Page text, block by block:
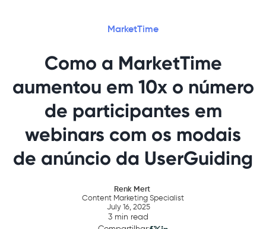
MarketTime
Como a MarketTime
aumentou em 10x o número
de participantes em
webinars com os modais
de anúncio da UserGuiding
Renk Mert
Content Marketing Specialist
July 16, 2025
3 min read